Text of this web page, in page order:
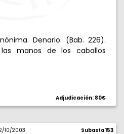
Denario. (Bab. 226).
manos de los caballos
Adjudicación: 80€
10/2003 Subasta 153